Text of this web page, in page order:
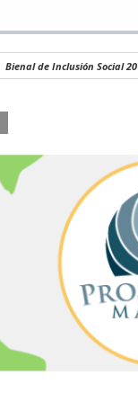
Bienal de Inclusión Social